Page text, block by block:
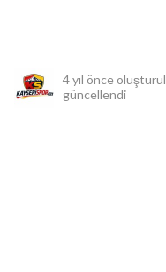
4 yıl önce
güncellendi